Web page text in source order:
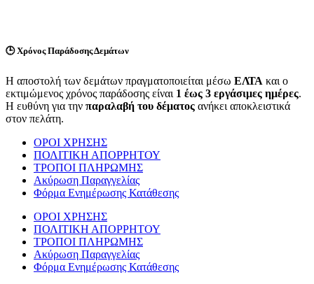
🕒Χρόνος Παράδοσης Δεμάτων
Η αποστολή των δεμάτων πραγματοποιείται μέσω ΕΛΤΑ και ο
εκτιμώμενος χρόνος παράδοσης είναι 1 έως 3 εργάσιμες ημέρες.
Η ευθύνη για την παραλαβή του δέματος ανήκει αποκλειστικά
στον πελάτη.
ΟΡΟΙ ΧΡΗΣΗΣ
ΠΟΛΙΤΙΚΗ ΑΠΟΡΡΗΤΟΥ
ΤΡΟΠΟΙ ΠΛΗΡΩΜΗΣ
Ακύρωση Παραγγελίας
Φόρμα Ενημέρωσης Κατάθεσης
ΟΡΟΙ ΧΡΗΣΗΣ
ΠΟΛΙΤΙΚΗ ΑΠΟΡΡΗΤΟΥ
ΤΡΟΠΟΙ ΠΛΗΡΩΜΗΣ
Ακύρωση Παραγγελίας
Φόρμα Ενημέρωσης Κατάθεσης